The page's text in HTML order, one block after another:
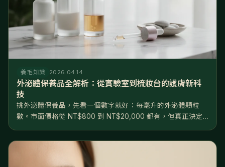
養毛知識 2026.04.14
外泌體保養品全解析：從實驗室到梳妝台的護膚新科
技
挑外泌體保養品，先看一個數字就好：每毫升的外泌體顆粒
數。市面價格從 NT$800 到 NT$20,000 都有，但真正決定
本不在同一個檔次。產品大致分三級：日常保養級（10⁸...